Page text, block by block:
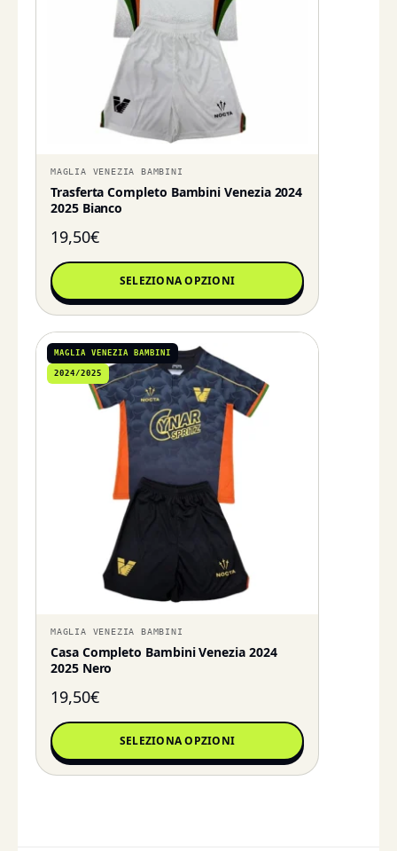
MAGLIA VENEZIA BAMBINI
Trasferta Completo Bambini Venezia 2024
2025 Bianco
19,50€
SELEZIONA OPZIONI
MAGLIA VENEZIA BAMBINI
2024/2025
MAGLIA VENEZIA BAMBINI
Casa Completo Bambini Venezia 2024
2025 Nero
19,50€
SELEZIONA OPZIONI